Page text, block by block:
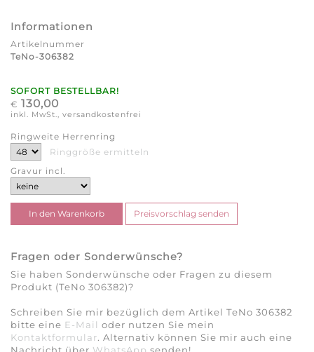
Informationen
Artikelnummer
TeNo-306382
SOFORT BESTELLBAR!
€ 130,00
inkl. MwSt., versandkostenfrei
Ringweite Herrenring
Ringgröße ermitteln
Gravur incl.
Fragen oder Sonderwünsche?
Sie haben Sonderwünsche oder Fragen zu diesem
Produkt (TeNo 306382)?
Schreiben Sie mir bezüglich dem Artikel TeNo 306382
bitte eine E-Mail oder nutzen Sie mein
Kontaktformular. Alternativ können Sie mir auch eine